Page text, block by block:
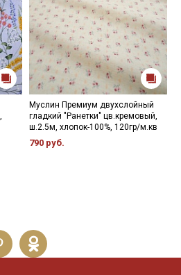
Муслин Премиум двухслойный
гладкий "Ранетки" цв.кремовый,
ш.2.5м, хлопок-100%, 120гр/м.кв
790 руб.